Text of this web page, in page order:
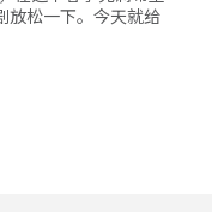
放松一下。今天就给